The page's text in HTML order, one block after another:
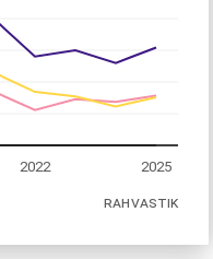
2022 2025
RAHVASTIK